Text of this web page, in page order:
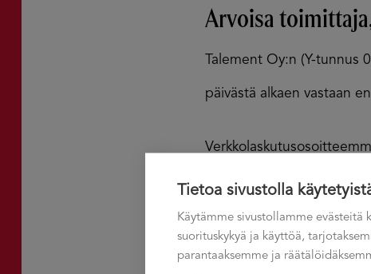
Arvoisa
Talement Oy:n (Y-
päivästä alkaen vastaan
Operaattoritunnus:
Välittäjä:Maventa
Mikäli ette pysty
Tietoa sivustolla
Käytämme sivustollamme evästeitä
suorituskykyä ja käyttöä,
parantaaksemme ja